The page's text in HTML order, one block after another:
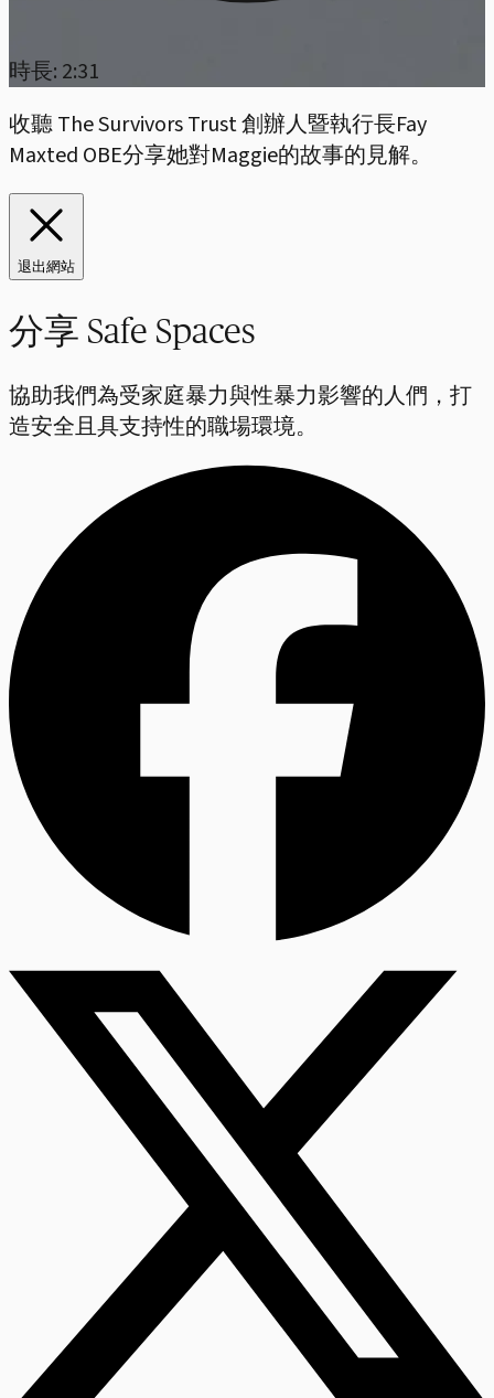
時長: 2:31
收聽 The Survivors Trust 創辦人暨執行長Fay
Maxted OBE分享她對Maggie的故事的見解。
退出網站
分享 Safe Spaces
協助我們為受家庭暴力與性暴力影響的人們，打
造安全且具支持性的職場環境。